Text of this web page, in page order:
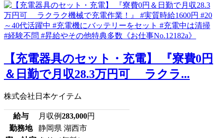
【充電器具のセット・充電】 『寮費0円
＆日勤で月収28.3万円可 ラクラ...
株式会社日本ケイテム
給与 月収例283,000円
勤務地
静岡県 湖西市